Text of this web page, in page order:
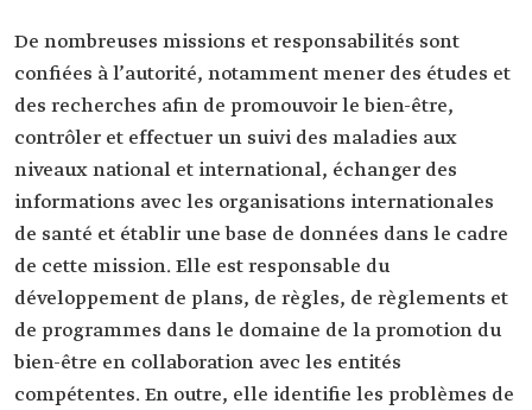
De nombreuses missions et responsabilités sont
confiées à l’autorité, notamment mener des études et
des recherches afin de promouvoir le bien-être,
contrôler et effectuer un suivi des maladies aux
niveaux national et international, échanger des
informations avec les organisations internationales
de santé et établir une base de données dans le cadre
de cette mission. Elle est responsable du
développement de plans, de règles, de règlements et
de programmes dans le domaine de la promotion du
bien-être en collaboration avec les entités
compétentes. En outre, elle identifie les problèmes de